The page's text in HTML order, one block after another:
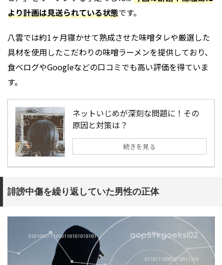
より計画は見送られている状態です。
八雲では約1ヶ月寝かせて熟成させた味噌タレや厳選した
具材を使用したこだわりの味噌ラーメンを提供しており、
食べログやGoogleなどの口コミでも高い評価を得ていま
す。
ネットいじめが深刻な問題に！その
原因と対策は？
続きを見る
誹謗中傷を繰り返していた男性の正体